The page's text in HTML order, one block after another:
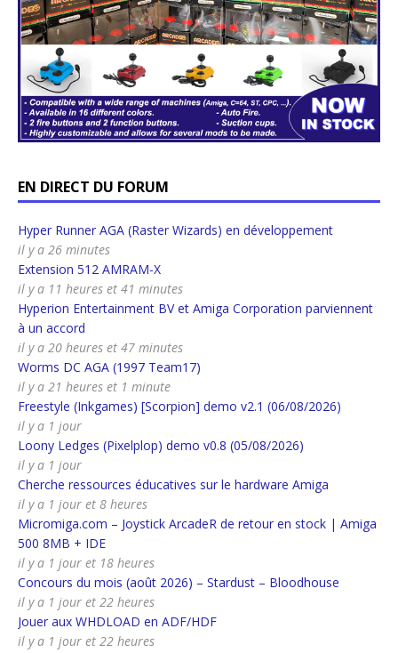
EN DIRECT DU FORUM
Hyper Runner AGA (Raster Wizards) en développement
il y a 26 minutes
Extension 512 AMRAM-X
il y a 11 heures et 41 minutes
Hyperion Entertainment BV et Amiga Corporation parviennent
à un accord
il y a 20 heures et 47 minutes
Worms DC AGA (1997 Team17)
il y a 21 heures et 1 minute
Freestyle (Inkgames) [Scorpion] demo v2.1 (06/08/2026)
il y a 1 jour
Loony Ledges (Pixelplop) demo v0.8 (05/08/2026)
il y a 1 jour
Cherche ressources éducatives sur le hardware Amiga
il y a 1 jour et 8 heures
Micromiga.com – Joystick ArcadeR de retour en stock | Amiga
500 8MB + IDE
il y a 1 jour et 18 heures
Concours du mois (août 2026) – Stardust – Bloodhouse
il y a 1 jour et 22 heures
Jouer aux WHDLOAD en ADF/HDF
il y a 1 jour et 22 heures